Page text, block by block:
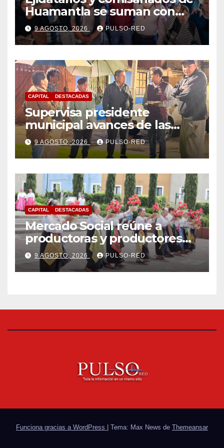
Huamantla se suman con
Alfonso Sánchez, respaldan
su proyecto de defensa
9 AGOSTO, 2026 PULSO-RED
CAPITAL DESTACADAS
Supervisa presidente
municipal avances de las
acciones de “Más Territorio y
Menos Escritorio” en la
Unidad Habitacional Cuatro
Señoríos
9 AGOSTO, 2026 PULSO-RED
CAPITAL DESTACADAS
Mercado Social reúne a
productoras y productores
de la región en una jornada
de convivencia y consumo
local en Tlaxcala
9 AGOSTO, 2026 PULSO-RED
Funciona gracias a WordPress Tema: Max News de Themeansar